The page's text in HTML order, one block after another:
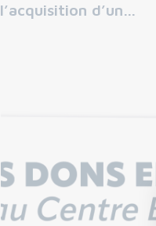
l’acquisition d’un…